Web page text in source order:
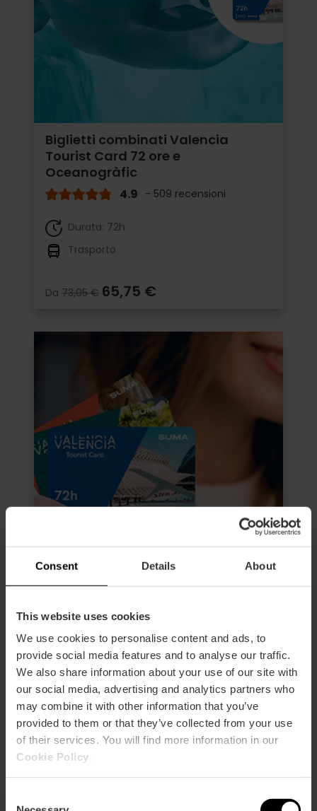
Consent Details About
This website uses cookies
We use cookies to personalise content and ads, to
provide social media features and to analyse our traffic.
We also share information about your use of our site with
our social media, advertising and analytics partners who
may combine it with other information that you’ve
provided to them or that they’ve collected from your use
of their services. You will find more information in our
Cookie Policy
Biglietti combinati Valencia
Tourist Card 72 ore e
Oceanogràfic
4.9 - 509 recensioni
Durata: 72h
Trasporto
Da 73,05 € 65,75 €
48 o 72 ore
4.9 - 6 recensioni
15% Sconto
Attivazione al primo utilizzo
Da 17,00 € 14,45 €